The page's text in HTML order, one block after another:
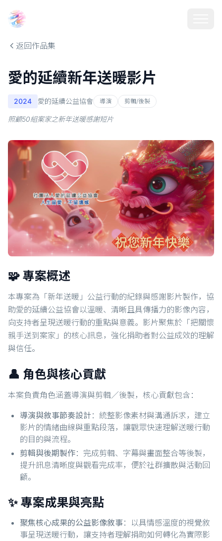
返回作品集
愛的延續新年送暖影片
2024 愛的延續公益協會 導演 剪輯/後製
照顧50組案家之新年送暖感謝短片
🧩 專案概述
本專案為「新年送暖」公益行動的紀錄與感謝影片製作，協
助愛的延續公益協會以溫暖、清晰且具傳播力的影像內容，
向支持者呈現送暖行動的重點與意義。影片聚焦於「把關懷
親手送到案家」的核心訊息，強化捐助者對公益成效的理解
與信任。
👤 角色與核心貢獻
本案負責角色涵蓋導演與剪輯／後製，核心貢獻包含：
導演與敘事節奏設計：統整影像素材與溝通訴求，建立
影片的情緒曲線與重點段落，讓觀眾快速理解送暖行動
的目的與流程。
剪輯與後期製作：完成剪輯、字幕與畫面整合等後製，
提升訊息清晰度與觀看完成率，便於社群擴散與活動回
顧。
✨ 專案成果與亮點
聚焦核心成果的公益影像敘事：以具情感溫度的視覺敘
事呈現送暖行動，讓支持者理解捐助如何轉化為實際影